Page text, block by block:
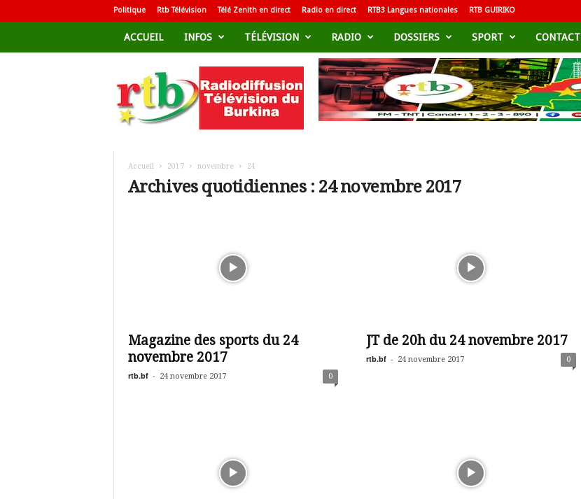
Politique Rtb Télévision Télé Zenith en direct Radio en direct RTB3 Langues nationales RTB GUIRIKO
ACCUEIL INFOS TÉLÉVISION RADIO DOSSIERS SPORT CONTACT
d
i
Accueil 2017 novembre 24
Archives quotidiennes : 24 novembre 2017
Magazine des sports du 24
novembre 2017
rtb.bf - 24 novembre 2017 0
JT de 20h du 24 novembre 2017
rtb.bf - 24 novembre 2017 0